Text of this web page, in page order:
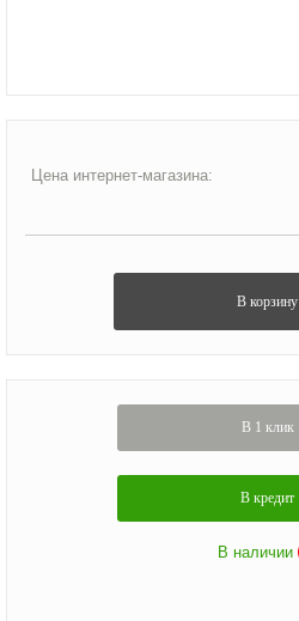
Цена интернет-магазина:
В корзину
В 1 клик
В кредит
В наличии